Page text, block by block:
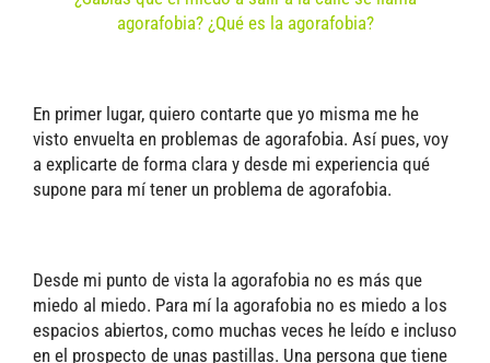
agorafobia? ¿Qué es la agorafobia?
En primer lugar, quiero contarte que yo misma me he
visto envuelta en problemas de agorafobia. Así pues, voy
a explicarte de forma clara y desde mi experiencia qué
supone para mí tener un problema de agorafobia.
Desde mi punto de vista la agorafobia no es más que
miedo al miedo. Para mí la agorafobia no es miedo a los
espacios abiertos, como muchas veces he leído e incluso
en el prospecto de unas pastillas. Una persona que tiene